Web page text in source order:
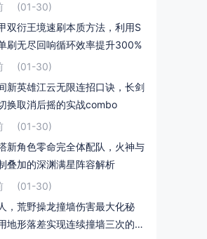
(01-30)
双衍王境速刷本质方法，利用S
刷无尽回响循环效率提升300%
(01-30)
新英雄江云无限连招口诀，长剑
换取消后摇的实战combo
(01-30)
新角色零命完全体配队，火神与
叠加的深渊满星阵容解析
(01-30)
，荒野操龙撞墙伤害最大化秘
地形落差实现连续撞墙三次的技